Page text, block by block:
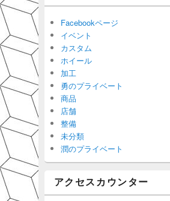
Facebookページ
イベント
カスタム
ホイール
加工
勇のプライベート
商品
店舗
整備
未分類
潤のプライベート
アクセスカウンター